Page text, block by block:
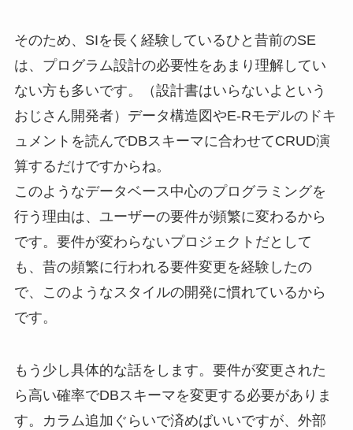
そのため、SIを長く経験しているひと昔前のSE
は、プログラム設計の必要性をあまり理解してい
ない方も多いです。（設計書はいらないよという
おじさん開発者）データ構造図やE-Rモデルのドキ
ュメントを読んでDBスキーマに合わせてCRUD演
算するだけですからね。
このようなデータベース中心のプログラミングを
行う理由は、ユーザーの要件が頻繁に変わるから
です。要件が変わらないプロジェクトだとして
も、昔の頻繁に行われる要件変更を経験したの
で、このようなスタイルの開発に慣れているから
です。
もう少し具体的な話をします。要件が変更された
ら高い確率でDBスキーマを変更する必要がありま
す。カラム追加ぐらいで済めばいいですが、外部